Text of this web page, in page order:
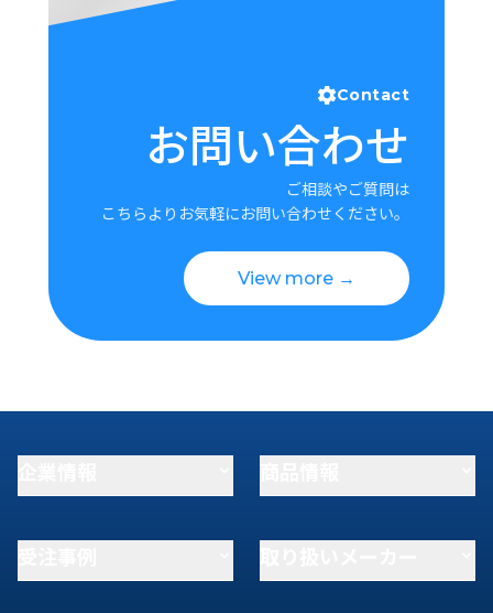
Contact
お問い合わせ
ご相談やご質問は
こちらよりお気軽にお問い合わせください。
View more →